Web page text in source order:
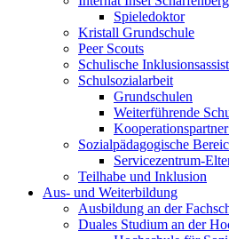
Spieledoktor
Kristall Grundschule
Peer Scouts
Schulische
Schulsozialarbeit
Grundschulen
Weiterführende
Sozialpädagogische
Servicezentrum-
Teilhabe und Inklusion
Aus- und Weiterbildung
Ausbildung an der
Duales Studium an der